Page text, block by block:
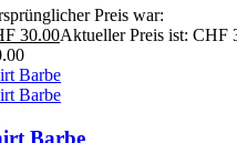
Preis war:
30.00Aktueller Preis ist: CHF
Barbe